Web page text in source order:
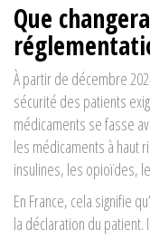
Que
À partir de décembre
sécurité des patients
médicaments se fasse
les médicaments à haut
insulines, les opioïdes,
En France, cela signifie
la déclaration du